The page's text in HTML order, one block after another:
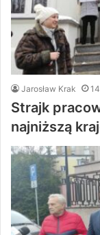
Jarosław Krak
Strajk
najniższą